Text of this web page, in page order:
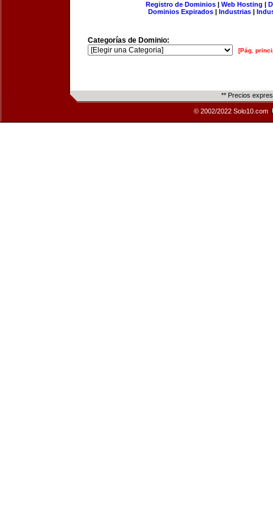
Registro de Dominios| Web Hosting |
Dominios Expirados | Industrias |
Categorías de Dominio:
[Pág.
** Precios
© 2002/2022 Solo10.com